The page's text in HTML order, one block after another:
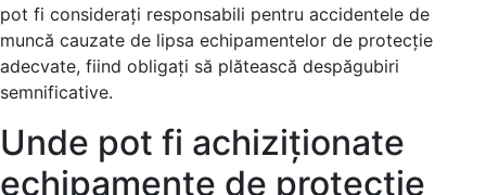
pot fi considerați responsabili pentru accidentele de
muncă cauzate de lipsa echipamentelor de protecție
adecvate, fiind obligați să plătească despăgubiri
semnificative.
Unde pot fi achiziționate
echipamente de protecție